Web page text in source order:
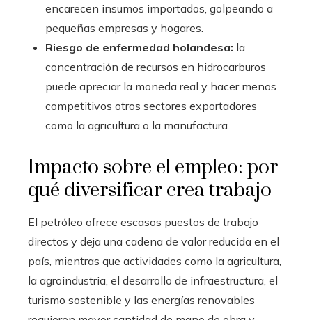
encarecen insumos importados, golpeando a
pequeñas empresas y hogares.
Riesgo de enfermedad holandesa: la
concentración de recursos en hidrocarburos
puede apreciar la moneda real y hacer menos
competitivos otros sectores exportadores
como la agricultura o la manufactura.
Impacto sobre el empleo: por
qué diversificar crea trabajo
El petróleo ofrece escasos puestos de trabajo
directos y deja una cadena de valor reducida en el
país, mientras que actividades como la agricultura,
la agroindustria, el desarrollo de infraestructura, el
turismo sostenible y las energías renovables